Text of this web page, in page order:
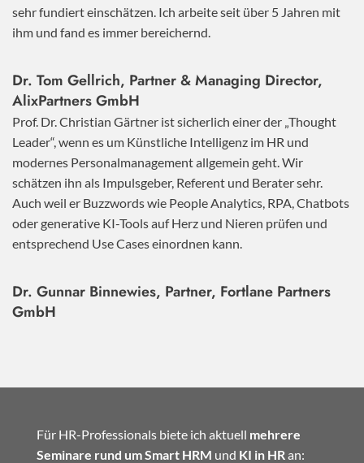
sehr fundiert einschätzen. Ich arbeite seit über 5 Jahren mit
ihm und fand es immer bereichernd.
Dr. Tom Gellrich, Partner & Managing Director,
AlixPartners GmbH
Prof. Dr. Christian Gärtner ist sicherlich einer der „Thought
Leader“, wenn es um Künstliche Intelligenz im HR und
modernes Personalmanagement allgemein geht. Wir
schätzen ihn als Impulsgeber, Referent und Berater sehr.
Auch weil er Buzzwords wie People Analytics, RPA, Chatbots
oder generative KI-Tools auf Herz und Nieren prüfen und
entsprechend Use Cases einordnen kann.
Dr. Gunnar Binnewies, Partner, Fortlane Partners
GmbH
Für HR-Professionals biete ich aktuell mehrere
Seminare rund um Smart HRM und KI in HR an: